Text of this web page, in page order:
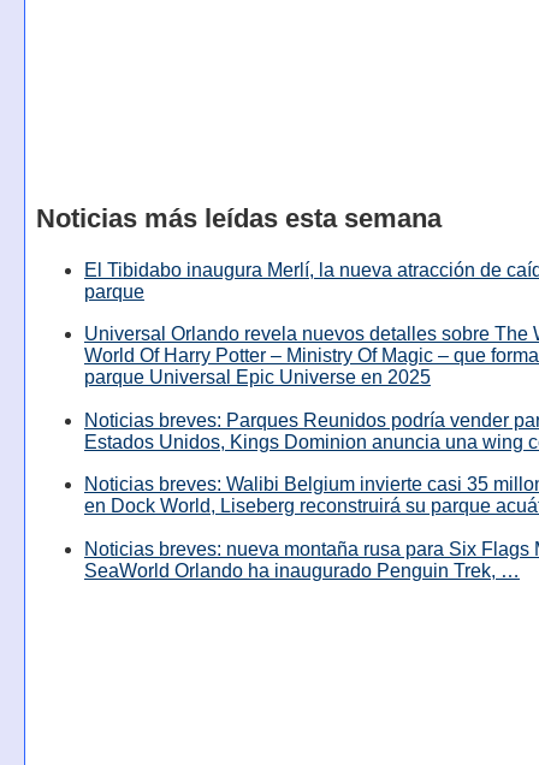
Noticias más leídas esta semana
El Tibidabo inaugura Merlí, la nueva atracción de
parque
Universal Orlando revela nuevos detalles sobre The
World Of Harry Potter – Ministry Of Magic – que
parque Universal Epic Universe en 2025
Noticias breves: Parques Reunidos podría vender
Estados Unidos, Kings Dominion anuncia una wing
Noticias breves: Walibi Belgium invierte casi 35
en Dock World, Liseberg reconstruirá su parque
Noticias breves: nueva montaña rusa para Six Flags
SeaWorld Orlando ha inaugurado Penguin Trek, …